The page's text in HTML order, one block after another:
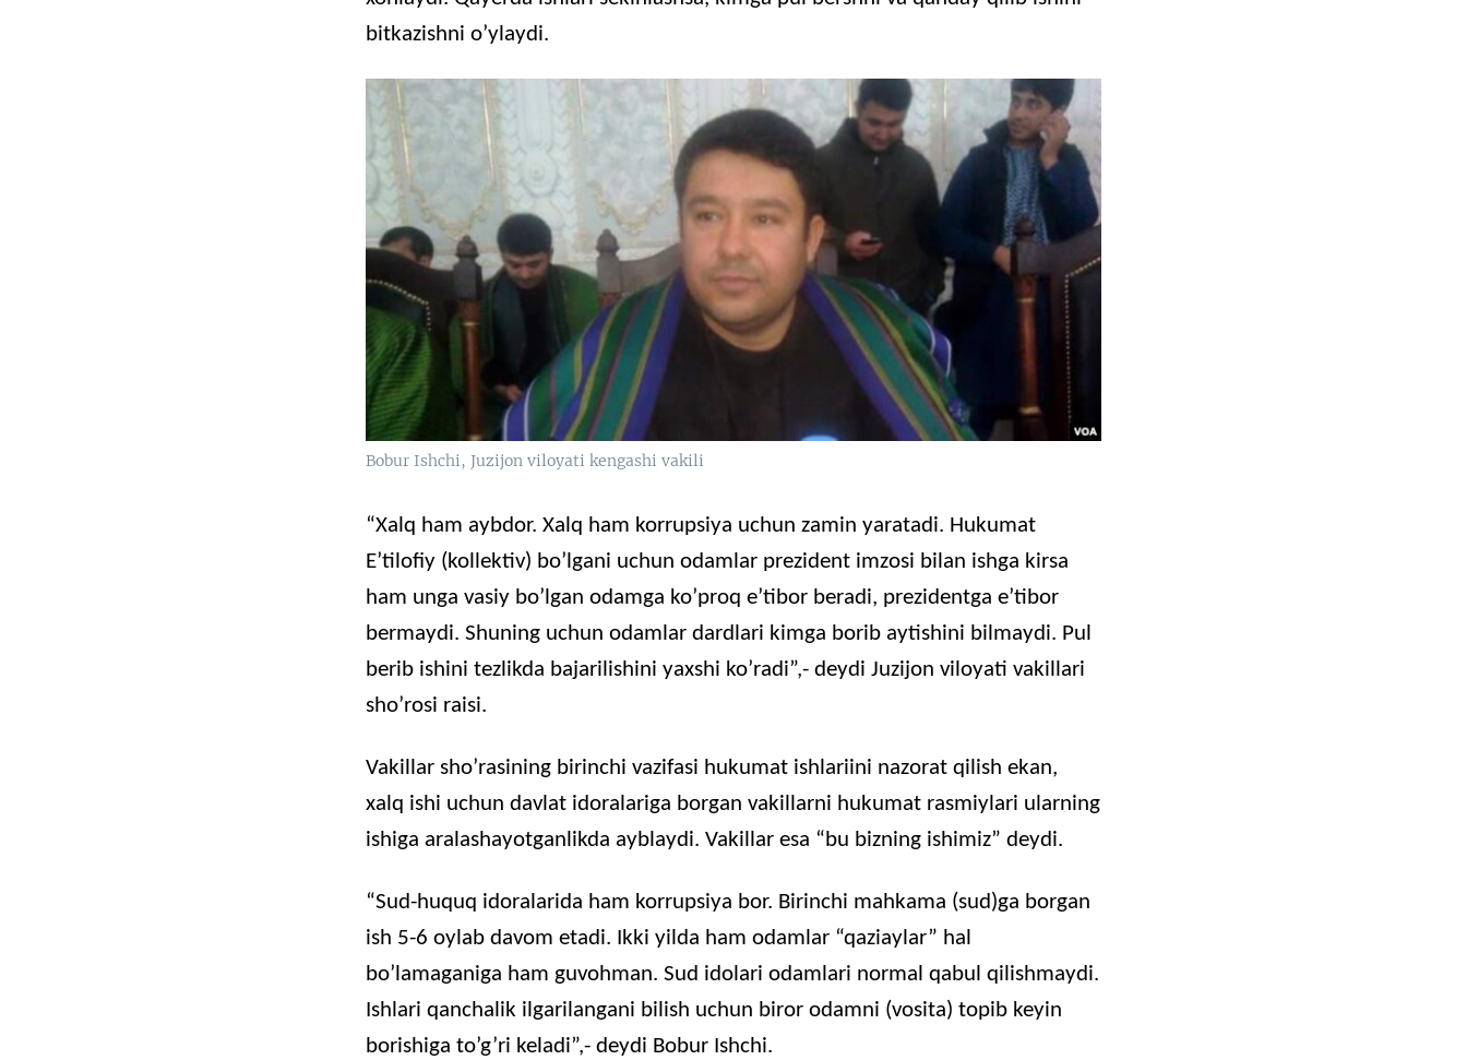
bitkazishni o’ylaydi.
Bobur Ishchi, Juzijon viloyati kengashi vakili
“Xalq ham aybdor. Xalq ham korrupsiya uchun zamin yaratadi. Hukumat
E’tilofiy (kollektiv) bo’lgani uchun odamlar prezident imzosi bilan ishga kirsa
ham unga vasiy bo’lgan odamga ko’proq e’tibor beradi, prezidentga e’tibor
bermaydi. Shuning uchun odamlar dardlari kimga borib aytishini bilmaydi. Pul
berib ishini tezlikda bajarilishini yaxshi ko’radi”,- deydi Juzijon viloyati vakillari
sho’rosi raisi.
Vakillar sho’rasining birinchi vazifasi hukumat ishlariini nazorat qilish ekan,
xalq ishi uchun davlat idoralariga borgan vakillarni hukumat rasmiylari ularning
ishiga aralashayotganlikda ayblaydi. Vakillar esa “bu bizning ishimiz” deydi.
“Sud-huquq idoralarida ham korrupsiya bor. Birinchi mahkama (sud)ga borgan
ish 5-6 oylab davom etadi. Ikki yilda ham odamlar “qaziaylar” hal
bo’lamaganiga ham guvohman. Sud idolari odamlari normal qabul qilishmaydi.
Ishlari qanchalik ilgarilangani bilish uchun biror odamni (vosita) topib keyin
borishiga to’g’ri keladi”,- deydi Bobur Ishchi.